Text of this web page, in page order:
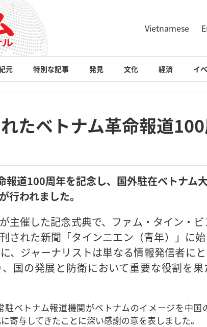
Vietnamese
元 特別な記事 発見 文化 経済 イ
たベトナム革命報道
報道100周年を記念し、国外駐在ベトナム
行われました。
主催した記念式典で、ファム・タイン・
された新聞「タインニエン（青年）」に
、ジャーナリストは単なる情報発信者に
国の発展と防衛において重要な役割を
駐ベトナム報道機関がベトナムのイメージを中
寄与してきたことに深い感謝の意を表しました。